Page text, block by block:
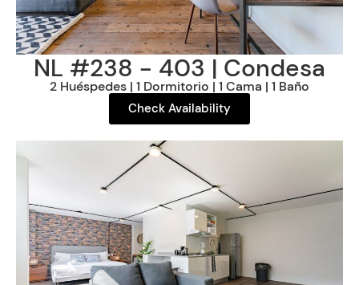
NL #238 - 403 | Condesa
2 Huéspedes | 1 Dormitorio | 1 Cama | 1 Baño
Check Availability